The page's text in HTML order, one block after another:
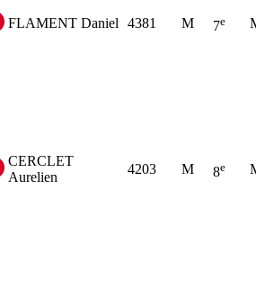
FLAMENT Daniel 4381 M 7e
CERCLET
Aurelien
4203 M 8e